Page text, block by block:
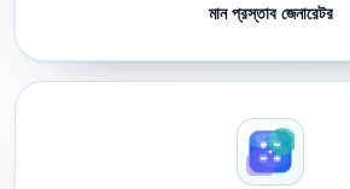
মান প্রস্তাব জেনারেটর